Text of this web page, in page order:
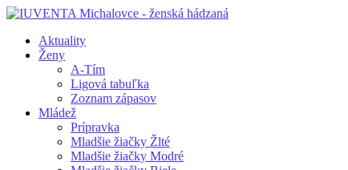
Aktuality
Ženy
A-Tím
Ligová tabuľka
Zoznam zápasov
Mládež
Prípravka
Mladšie žiačky Žlté
Mladšie žiačky Modré